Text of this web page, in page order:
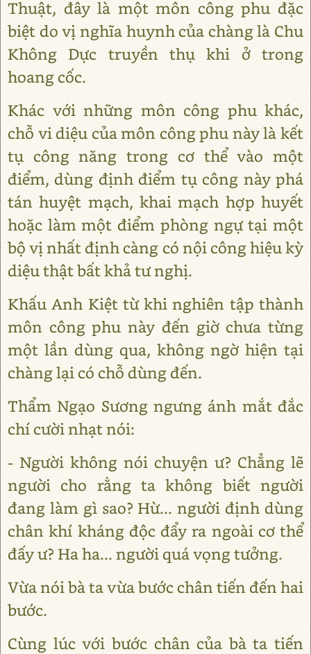
Thuật, đây là một môn công phu đặc
biệt do vị nghĩa huynh của chàng là Chu
Không Dực truyền thụ khi ở trong
hoang cốc.
Khác với những môn công phu khác,
chỗ vi diệu của môn công phu này là kết
tụ công năng trong cơ thể vào một
điểm, dùng định điểm tụ công này phá
tán huyệt mạch, khai mạch hợp huyết
hoặc làm một điểm phòng ngự tại một
bộ vị nhất định càng có nội công hiệu kỳ
diệu thật bất khả tư nghị.
Khấu Anh Kiệt từ khi nghiên tập thành
môn công phu này đến giờ chưa từng
một lần dùng qua, không ngờ hiện tại
chàng lại có chỗ dùng đến.
Thẩm Ngạo Sương ngưng ánh mắt đắc
chí cười nhạt nói:
- Người không nói chuyện ư? Chẳng lẽ
người cho rằng ta không biết người
đang làm gì sao? Hừ... người định dùng
chân khí kháng độc đẩy ra ngoài cơ thể
đấy ư? Ha ha... người quá vọng tưởng.
Vừa nói bà ta vừa bước chân tiến đến hai
bước.
Cùng lúc với bước chân của bà ta tiến